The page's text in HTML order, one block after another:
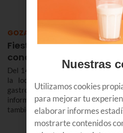
GOZATU
Fiestas de Portugalete
conciertos, fechas…
Del 14 al 17 de agosto, nos
la localidad jarrillera celebran
gastronomía, cultura, deporte y
información sobre el programa de
también de las prefiestas, que
Nuestras
Utilizamos cookies
para mejorar tu
elaborar informes
mostrarte contenidos